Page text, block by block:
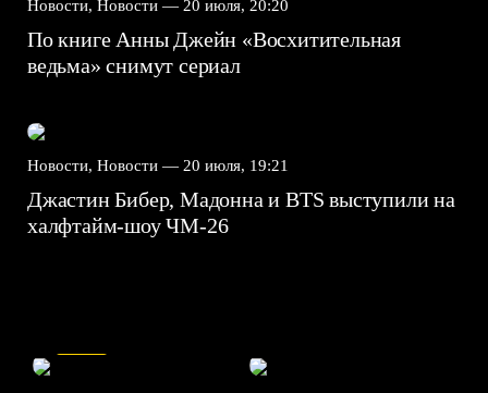
Новости, Новости — 20 июля, 20:20
По книге Анны Джейн «Восхитительная
ведьма» снимут сериал
Новости, Новости — 20 июля, 19:21
Джастин Бибер, Мадонна и BTS выступили на
халфтайм-шоу ЧМ-26